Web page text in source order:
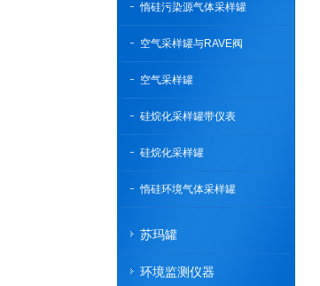
惰硅污染源气体采样罐
空气采样罐与RAVE阀
空气采样罐
硅烷化采样罐带仪表
硅烷化采样罐
惰硅环境气体采样罐
苏玛罐
环境监测仪器